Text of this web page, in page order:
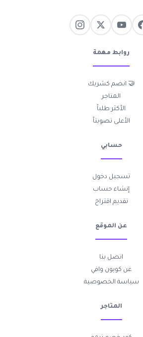
روابط مهمة
🤝 انضم كشريك
المتاجر
الأكثر طلباً
الأعلى تصويتاً
حسابي
تسجيل دخول
إنشاء حساب
تقديم اقتراح
عن الموقع
اتصل بنا
عن كوبون وافي
سياسة الخصوصية
المتاجر